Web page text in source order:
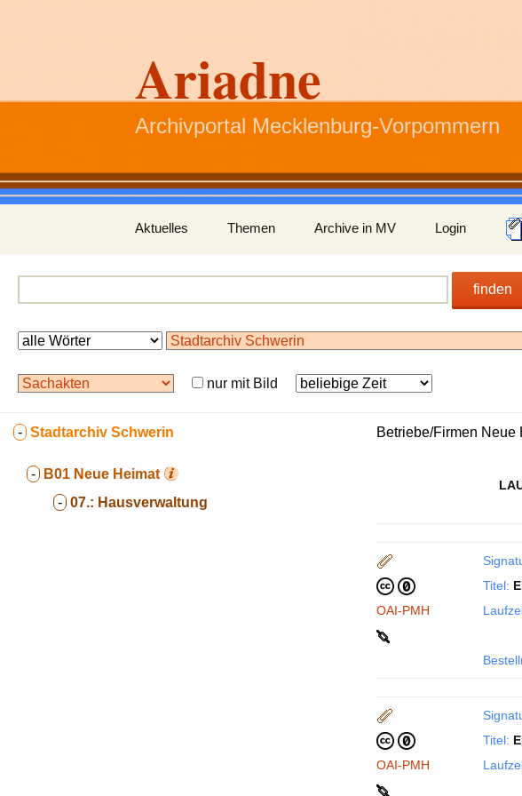
Ariadne
Archivportal Mecklenburg-Vorpommern
Inhalt
springen
Aktuelles Themen Archive in MV Login
finden
nur mit Bild
- Stadtarchiv Schwerin
- B01 Neue Heimat
- 07.: Hausverwaltung
Betriebe/Firmen Neue
OAI-PMH
Titel:
OAI-PMH
Titel: